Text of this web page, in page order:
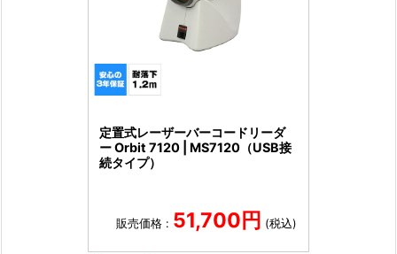
定置式レーザーバーコードリーダ
ー Orbit 7120 | MS7120（USB接
続タイプ）
販売価格 : 51,700円 (税込)